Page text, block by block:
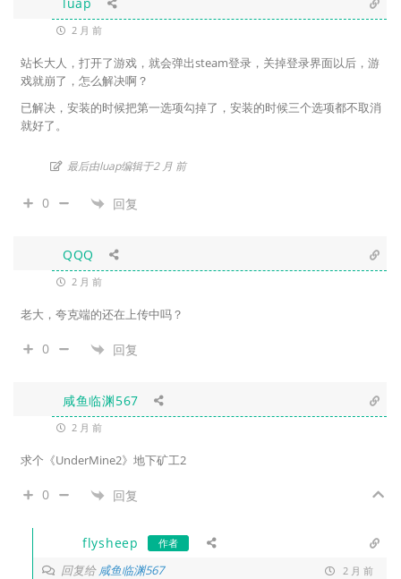
2 月 前
站长大人，打开了游戏，就会弹出steam登录，关掉登录界面以后，游
戏就崩了，怎么解决啊？
已解决，安装的时候把第一选项勾掉了，安装的时候三个选项都不取消
就好了。
最后由luap编辑于2 月 前
0 回复
QQQ
2 月 前
老大，夸克端的还在上传中吗？
0 回复
咸鱼临渊567
2 月 前
求个《UnderMine2》地下矿工2
0 回复
flysheep 作者
回复给咸鱼临渊567 2 月 前